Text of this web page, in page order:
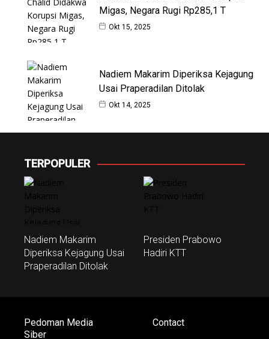
Migas, Negara Rugi Rp285,1 T
Okt 15, 2025
Nadiem Makarim Diperiksa Kejagung
Usai Praperadilan Ditolak
Okt 14, 2025
TERPOPULER
Nadiem Makarim
Diperiksa Kejagung Usai
Praperadilan Ditolak
Presiden Prabowo
Hadiri KTT
Pedoman Media
Siber
Contact